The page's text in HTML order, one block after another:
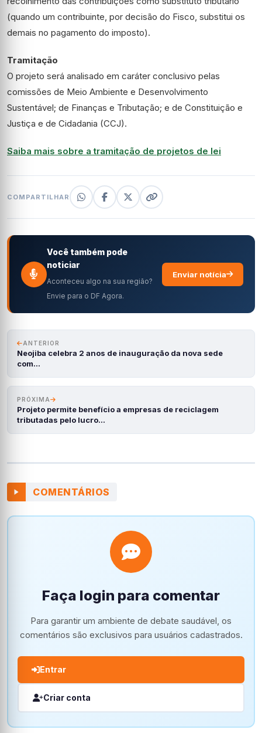
(quando um contribuinte, por decisão do Fisco, substitui os
demais no pagamento do imposto).
Tramitação
O projeto será analisado em caráter conclusivo pelas
comissões de Meio Ambiente e Desenvolvimento
Sustentável; de Finanças e Tributação; e de Constituição e
Justiça e de Cidadania (CCJ).
Saiba mais sobre a tramitação de projetos de lei
COMPARTILHAR
Você também pode
noticiar
Aconteceu algo na sua região?
Envie para o DF Agora.
Enviar notícia
ANTERIOR
Neojiba celebra 2 anos de inauguração da nova sede
com…
PRÓXIMA
Projeto permite benefício a empresas de reciclagem
tributadas pelo lucro…
COMENTÁRIOS
Faça login para comentar
Para garantir um ambiente de debate saudável, os
comentários são exclusivos para usuários cadastrados.
Entrar
Criar conta